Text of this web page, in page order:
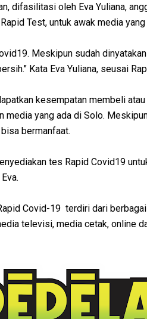
difasilitasi oleh Eva Yuliana,
Test, untuk awak media
Meskipun sudah
Kata Eva Yuliana, seusai
kesempatan membeli
media yang ada di Solo.
bermanfaat.
tes Rapid Covid19
Covid-19 terdiri dari
televisi, media cetak, online